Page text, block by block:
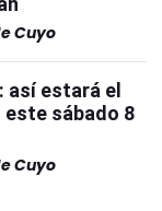
Cuyo
así estará el
este sábado 8
Cuyo